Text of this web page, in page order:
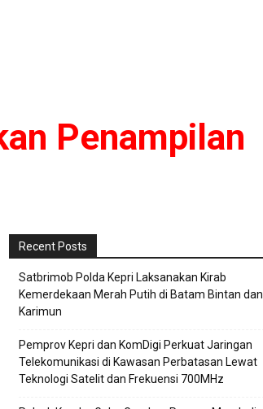
Penampilan
Recent Posts
Satbrimob Polda Kepri Laksanakan Kirab
Kemerdekaan Merah Putih di Batam Bintan dan
Karimun
Pemprov Kepri dan KomDigi Perkuat Jaringan
Telekomunikasi di Kawasan Perbatasan Lewat
Teknologi Satelit dan Frekuensi 700MHz